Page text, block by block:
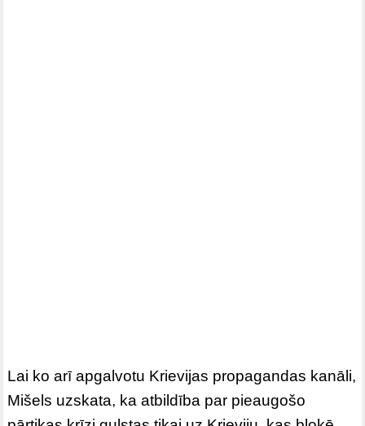
Lai ko arī apgalvotu Krievijas propagandas kanāli,
Mišels uzskata, ka atbildība par pieaugošo